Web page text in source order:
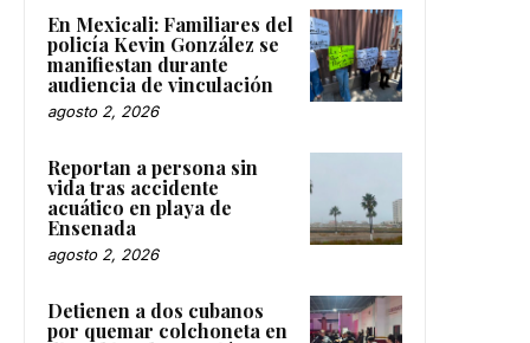
En Mexicali: Familiares del
policía Kevin González se
manifiestan durante
audiencia de vinculación
agosto 2, 2026
Reportan a persona sin
vida tras accidente
acuático en playa de
Ensenada
agosto 2, 2026
Detienen a dos cubanos
por quemar colchoneta en